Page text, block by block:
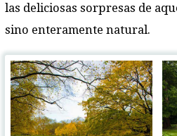
las deliciosas sorpresas de
sino enteramente natural.